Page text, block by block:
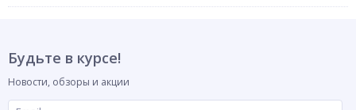
Будьте в курсе!
Новости, обзоры и акции